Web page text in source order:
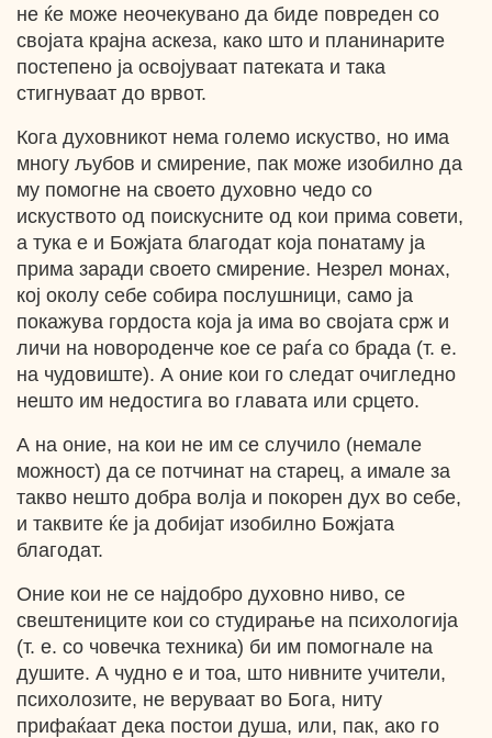
не ќе може неочекувано да биде повреден со
својата крајна аскеза, како што и планинарите
постепено ја освојуваат патеката и така
стигнуваат до врвот.
Кога духовникот нема големо искуство, но има
многу љубов и смирение, пак може изобилно да
му помогне на своето духовно чедо со
искуството од поискусните од кои прима совети,
а тука е и Божјата благодат која понатаму ја
прима заради своето смирение. Незрел монах,
кој околу себе собира послушници, само ја
покажува гордоста која ја има во својата срж и
личи на новороденче кое се раѓа со брада (т. е.
на чудовиште). А оние кои го следат очигледно
нешто им недостига во главата или срцето.
А на оние, на кои не им се случило (немале
можност) да се потчинат на старец, а имале за
такво нешто добра волја и покорен дух во себе,
и таквите ќе ја добијат изобилно Божјата
благодат.
Оние кои не се најдобро духовно ниво, се
свештениците кои со студирање на психологија
(т. е. со човечка техника) би им помогнале на
душите. А чудно е и тоа, што нивните учители,
психолозите, не веруваат во Бога, ниту
прифаќаат дека постои душа, или, пак, ако го